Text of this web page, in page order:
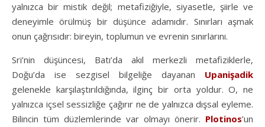
yalnızca bir mistik değil; metafiziğiyle, siyasetle, şiirle ve
deneyimle örülmüş bir düşünce adamıdır. Sınırları aşmak
onun çağrısıdır: bireyin, toplumun ve evrenin sınırlarını.
Sri’nin düşüncesi, Batı’da akıl merkezli metafiziklerle,
Doğu’da ise sezgisel bilgeliğe dayanan Upanişadik
gelenekle karşılaştırıldığında, ilginç bir orta yoldur. O, ne
yalnızca içsel sessizliğe çağırır ne de yalnızca dışsal eyleme.
Bilincin tüm düzlemlerinde var olmayı önerir. Plotinos’un